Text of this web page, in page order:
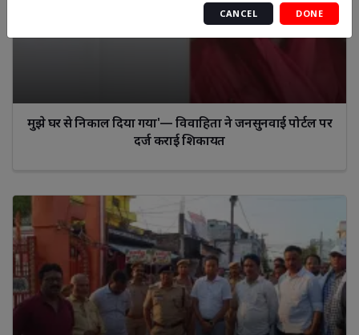
मुझे घर से निकाल दिया गया'— विवाहिता ने जनसुनवाई पोर्टल पर
दर्ज कराई शिकायत
CANCEL DONE